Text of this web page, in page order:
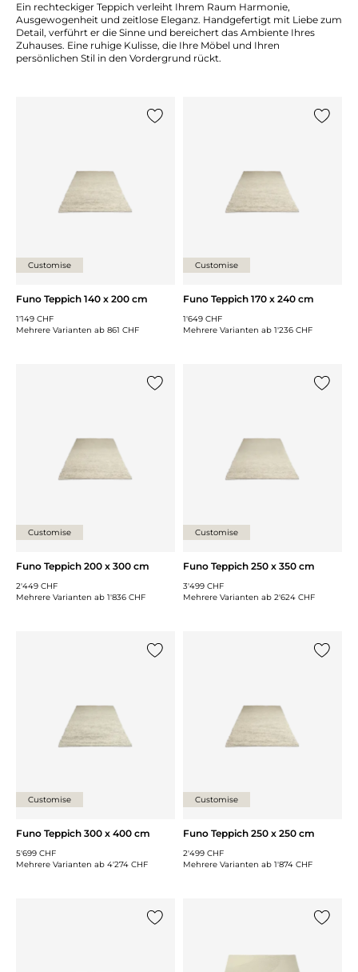
Ein rechteckiger Teppich verleiht Ihrem Raum Harmonie,
Ausgewogenheit und zeitlose Eleganz. Handgefertigt mit Liebe zum
Detail, verführt er die Sinne und bereichert das Ambiente Ihres
Zuhauses. Eine ruhige Kulisse, die Ihre Möbel und Ihren
persönlichen Stil in den Vordergrund rückt.
Customise
Funo Teppich 140 x 200 cm
1'149 CHF
Mehrere Varianten ab 861 CHF
Customise
Funo Teppich 170 x 240 cm
1'649 CHF
Mehrere Varianten ab 1'236 CHF
Customise
Funo Teppich 200 x 300 cm
2'449 CHF
Mehrere Varianten ab 1'836 CHF
Customise
Funo Teppich 250 x 350 cm
3'499 CHF
Mehrere Varianten ab 2'624 CHF
Customise
Funo Teppich 300 x 400 cm
5'699 CHF
Mehrere Varianten ab 4'274 CHF
Customise
Funo Teppich 250 x 250 cm
2'499 CHF
Mehrere Varianten ab 1'874 CHF